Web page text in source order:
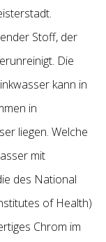
Stoff, der
Die
kann in
in
liegen. Welche
mit
des National
of Health)
Chrom im